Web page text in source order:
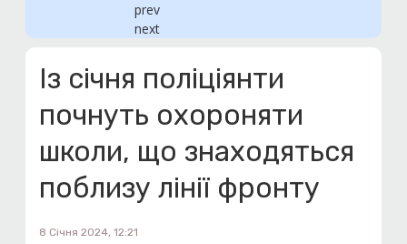
prev
next
Із січня поліціянти
почнуть охороняти
школи, що знаходяться
поблизу лінії фронту
8 Січня 2024, 12:21